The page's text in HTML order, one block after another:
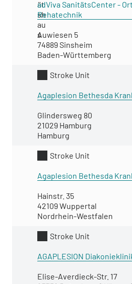
ät
sh
au
s
adViva SanitätsCenter -
Rehatechnik
Auwiesen 5
74889 Sinsheim
Baden-Württemberg
Stroke Unit
Agaplesion Bethesda
Glindersweg 80
21029 Hamburg
Hamburg
Stroke Unit
Agaplesion Bethesda
Hainstr. 35
42109 Wuppertal
Nordrhein-Westfalen
Stroke Unit
AGAPLESION
Elise-Averdieck-Str. 17